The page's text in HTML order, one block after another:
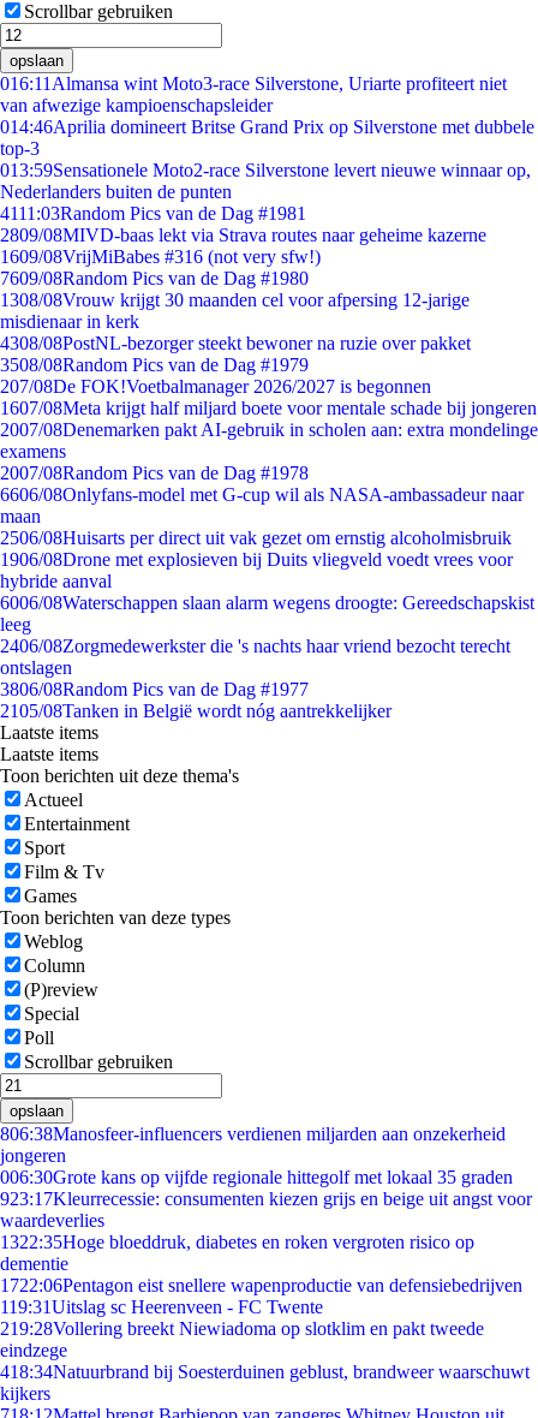
Scrollbar gebruiken
opslaan
016:11 Almansa wint Moto3-race Silverstone, Uriarte profiteert niet
van afwezige kampioenschapsleider
014:46Aprilia domineert Britse Grand Prix op Silverstone met dubbele
top-3
013:59Sensationele Moto2-race Silverstone levert nieuwe winnaar op,
Nederlanders buiten de punten
4111:03Random Pics van de Dag #1981
2809/08MIVD-baas lekt via Strava routes naar geheime kazerne
1609/08VrijMiBabes #316 (not very sfw!)
7609/08Random Pics van de Dag #1980
1308/08Vrouw krijgt 30 maanden cel voor afpersing 12-jarige
misdienaar in kerk
4308/08PostNL-bezorger steekt bewoner na ruzie over pakket
3508/08Random Pics van de Dag #1979
207/08De FOK!Voetbalmanager 2026/2027 is begonnen
1607/08Meta krijgt half miljard boete voor mentale schade bij jongeren
2007/08Denemarken pakt AI-gebruik in scholen aan: extra mondelinge
examens
2007/08Random Pics van de Dag #1978
6606/08Onlyfans-model met G-cup wil als NASA-ambassadeur naar
maan
2506/08Huisarts per direct uit vak gezet om ernstig alcoholmisbruik
1906/08Drone met explosieven bij Duits vliegveld voedt vrees voor
hybride aanval
6006/08Waterschappen slaan alarm wegens droogte: Gereedschapskist
leeg
2406/08Zorgmedewerkster die 's nachts haar vriend bezocht terecht
ontslagen
3806/08Random Pics van de Dag #1977
2105/08Tanken in België wordt nóg aantrekkelijker
Laatste items
Laatste items
Toon berichten uit deze thema's
Actueel
Entertainment
Sport
Film & Tv
Games
Toon berichten van deze types
Weblog
Column
(P)review
Special
Poll
Scrollbar gebruiken
opslaan
806:38Manosfeer-influencers verdienen miljarden aan onzekerheid
jongeren
006:30Grote kans op vijfde regionale hittegolf met lokaal 35 graden
923:17Kleurrecessie: consumenten kiezen grijs en beige uit angst voor
waardeverlies
1322:35Hoge bloeddruk, diabetes en roken vergroten risico op
dementie
1722:06Pentagon eist snellere wapenproductie van defensiebedrijven
119:31Uitslag sc Heerenveen - FC Twente
219:28Vollering breekt Niewiadoma op slotklim en pakt tweede
eindzege
418:34Natuurbrand bij Soesterduinen geblust, brandweer waarschuwt
kijkers